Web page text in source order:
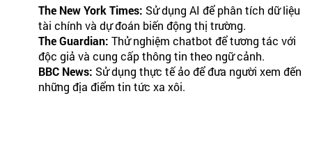
The New York Times: Sử dụng AI để phân tích dữ liệu
tài chính và dự đoán biến động thị trường.
The Guardian: Thử nghiệm chatbot để tương tác với
độc giả và cung cấp thông tin theo ngữ cảnh.
BBC News: Sử dụng thực tế ảo để đưa người xem đến
những địa điểm tin tức xa xôi.